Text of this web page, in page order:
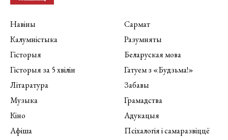
Навіны
Калумністыка
Гісторыя
Гісторыя за 5 хвілін
Літаратура
Музыка
Кіно
Афіша
Сармат
Разумняты
Беларуская мова
Гатуем з «Будзьма!»
Забавы
Грамадства
Адукацыя
Псіхалогія і самаразвіццё